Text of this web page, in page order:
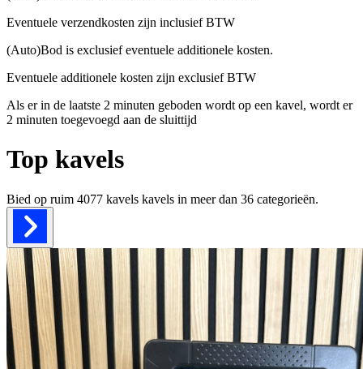
Eventuele verzendkosten zijn inclusief BTW
(Auto)Bod is exclusief eventuele additionele kosten.
Eventuele additionele kosten zijn exclusief BTW
Als er in de laatste 2 minuten geboden wordt op een kavel, wordt er
2 minuten toegevoegd aan de sluittijd
Top kavels
Bied op ruim 4077 kavels kavels in meer dan 36 categorieën.